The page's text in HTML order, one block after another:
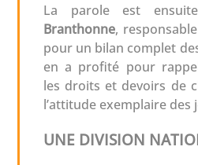
La parole est
Branthonne,
pour un bilan complet
en a profité pour
les droits et devoirs de
l’attitude exemplaire des
UNE DIVISION